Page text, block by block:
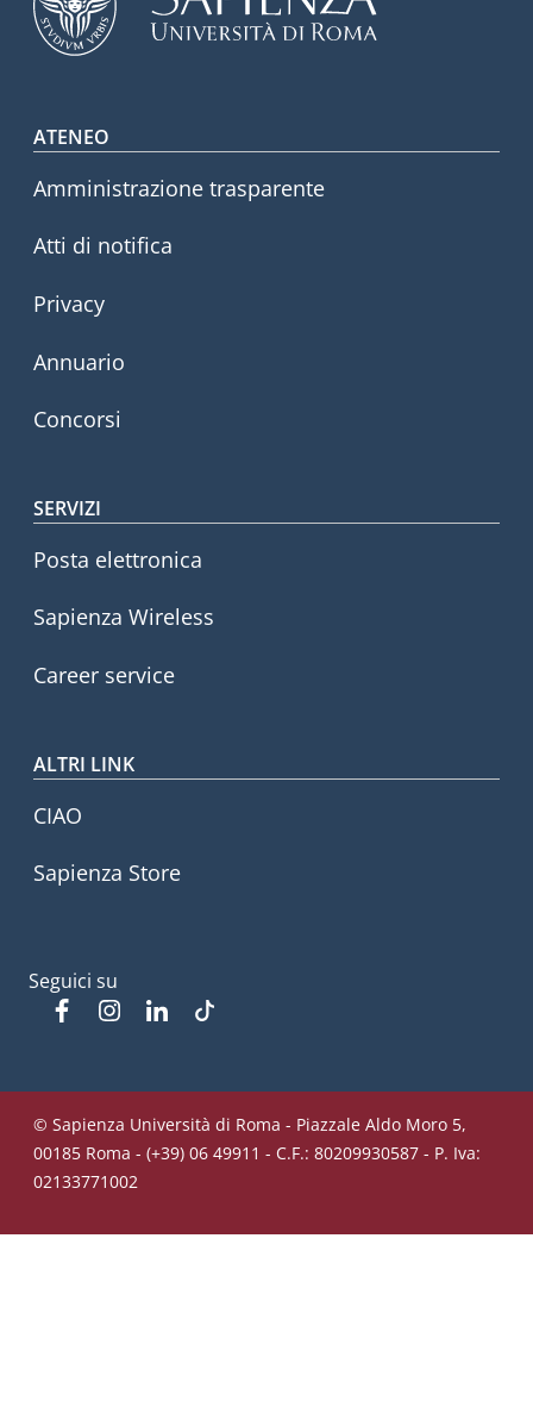
Footer menu
ATENEO
Amministrazione trasparente
Atti di notifica
Privacy
Annuario
Concorsi
SERVIZI
Posta elettronica
Sapienza Wireless
Career service
ALTRI LINK
CIAO
Sapienza Store
Seguici su
FacebookInstagram
Linkedin
© Sapienza Università di Roma - Piazzale Aldo Moro 5,
00185 Roma - (+39) 06 49911 - C.F.: 80209930587 - P. Iva:
02133771002